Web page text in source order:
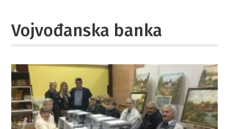
Vojvođanska banka